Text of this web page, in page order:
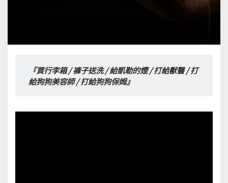
『買行李箱 / 褲子送洗 / 給凱勒的煙 / 打給獸醫 / 打
給狗狗美容師 / 打給狗狗保姆』